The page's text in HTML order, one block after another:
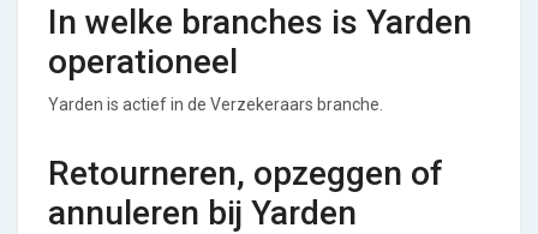
In welke branches is Yarden
operationeel
Yarden is actief in de Verzekeraars branche.
Retourneren, opzeggen of
annuleren bij Yarden